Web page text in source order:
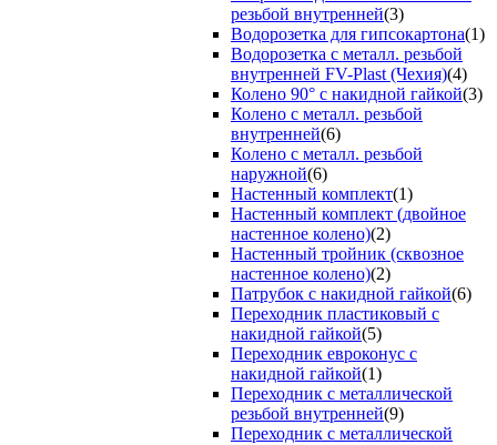
резьбой внутренней(3)
Водорозетка для гипсокартона(1)
Водорозетка с металл. резьбой
внутренней FV-Plast (Чехия)(4)
Колено 90° с накидной гайкой(3)
Колено с металл. резьбой
внутренней(6)
Колено с металл. резьбой
наружной(6)
Настенный комплект(1)
Настенный комплект (двойное
настенное колено)(2)
Настенный тройник (сквозное
настенное колено)(2)
Патрубок с накидной гайкой(6)
Переходник пластиковый с
накидной гайкой(5)
Переходник евроконус с
накидной гайкой(1)
Переходник с металлической
резьбой внутренней(9)
Переходник с металлической